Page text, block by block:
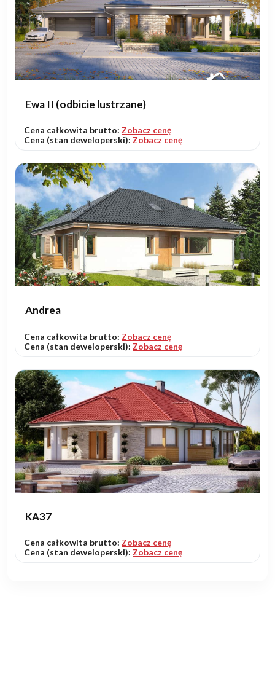
Ewa II (odbicie lustrzane)
Cena całkowita brutto: Zobacz cenę
Cena (stan deweloperski): Zobacz cenę
Andrea
Cena całkowita brutto: Zobacz cenę
Cena (stan deweloperski): Zobacz cenę
KA37
Cena całkowita brutto: Zobacz cenę
Cena (stan deweloperski): Zobacz cenę